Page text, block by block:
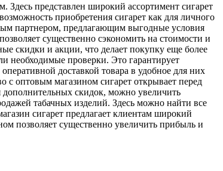
представлен широкий ассортимент сигарет
приобретения сигарет как для личного
партнером, предлагающим выгодные условия
существенно сэкономить на стоимости и
скидки и акции, что делает покупку еще более
необходимые проверки. Это гарантирует
доставкой товара в удобное для них
с оптовым магазином сигарет открывает перед
скидок, можно увеличить
табачных изделий. Здесь можно найти все
сигарет предлагает клиентам широкий
позволяет существенно увеличить прибыль и